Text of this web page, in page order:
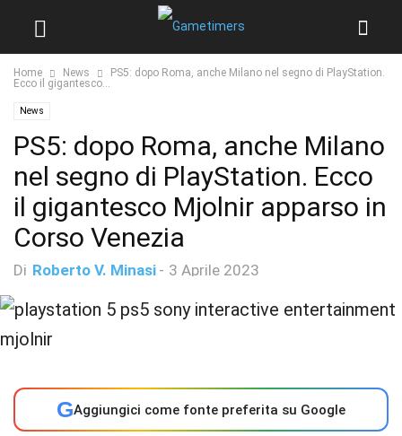
Home News
PS5: dopo Roma, anche Milano nel segno di PlayStation.
Ecco il gigantesco...
News
PS5: dopo Roma, anche Milano
nel segno di PlayStation. Ecco
il gigantesco Mjolnir apparso in
Corso Venezia
Di Roberto V. Minasi - 3 Aprile 2023
GAggiungici come fonte preferita su Google